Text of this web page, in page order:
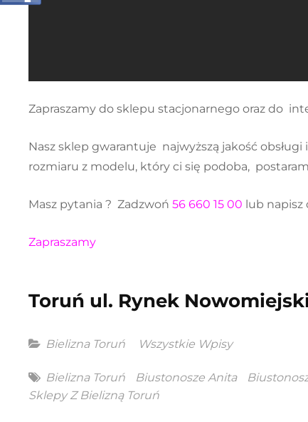
Zapraszamy do sklepu stacjonarnego oraz do
Nasz sklep gwarantuje najwyższą jakość
rozmiaru z modelu, który ci się podoba,
Masz pytania ? Zadzwoń 56 660 15 00 lub napisz
Zapraszamy
Toruń ul. Rynek Nowomiejski
Categories
Bielizna Toruń Wszystkie Wpisy
Tags
Bielizna Toruń Biustonosze Anita
Sklepy Z Bielizną Toruń